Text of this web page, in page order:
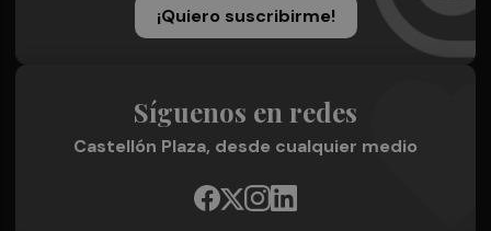
¡Quiero suscribirme!
Síguenos en redes
Castellón Plaza, desde cualquier medio